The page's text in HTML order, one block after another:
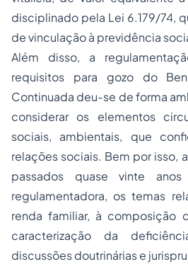
disciplinado pela Lei 6.179/74,
de vinculação à previdência
Além disso, a
requisitos para gozo do
Continuada deu-se de forma
considerar os elementos
sociais, ambientais, que
relações sociais. Bem por isso,
passados quase vinte
regulamentadora, os temas
renda familiar, à composição
caracterização da
discussões doutrinárias e